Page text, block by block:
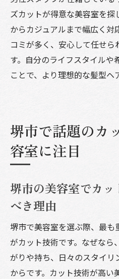
ズカットが得意な美容室を
からカジュアルまで幅広く対
コミが多く、安心して任せら
す。自分のライフスタイル
ことで、より理想的な髪型ヘ
堺市で話題のカ
容室に注目
堺市の美容室でカッ
べき理由
堺市で美容室を選ぶ際、最
がカット技術です。なぜなら
がりや持ち、日々のスタイリ
からです。カット技術が高